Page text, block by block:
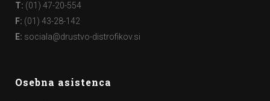
T: (01) 47-20-554
F: (01) 43-28-142
E: sociala@drustvo-distrofikov.si
Osebna asistenca